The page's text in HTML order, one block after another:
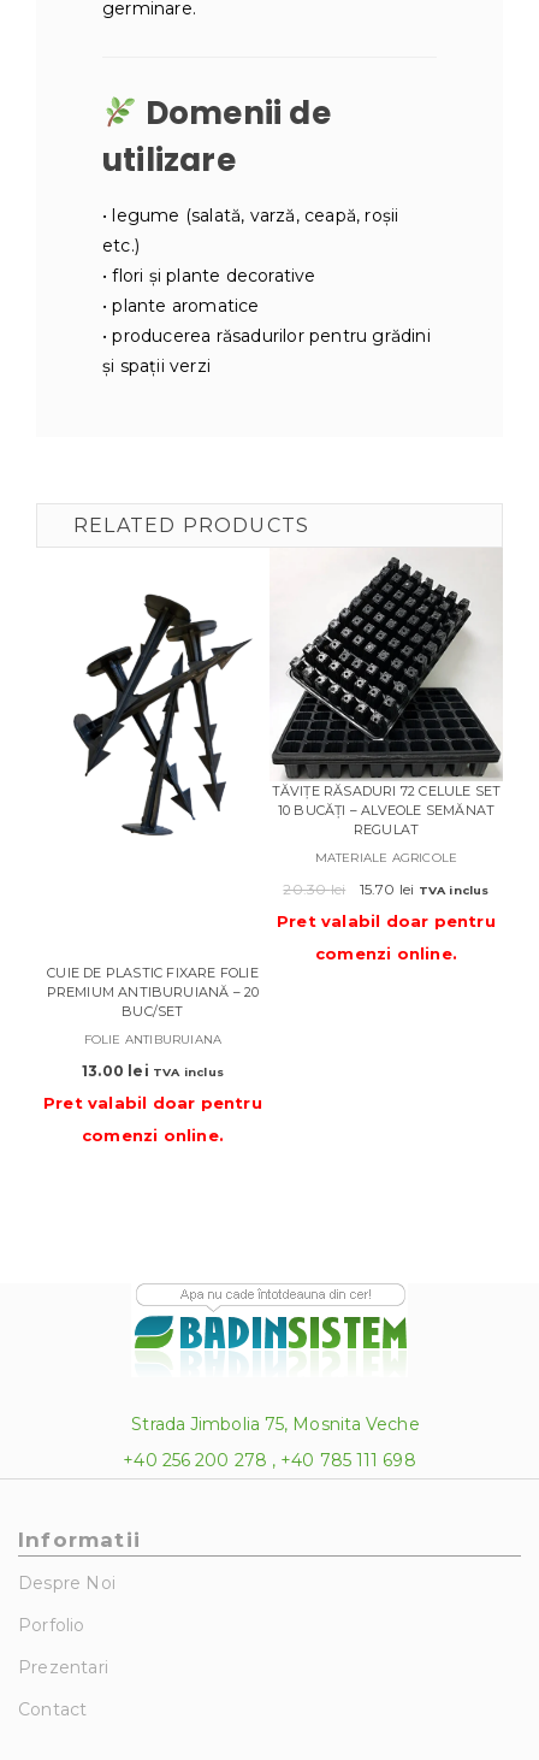
germinare.
Domenii de
utilizare
• legume (salată, varză, ceapă, roșii
etc.)
• flori și plante decorative
• plante aromatice
• producerea răsadurilor pentru grădini
și spații verzi
RELATED PRODUCTS
CUIE DE PLASTIC FIXARE FOLIE
PREMIUM ANTIBURUIANĂ – 20
BUC/SET
FOLIE ANTIBURUIANA
13.00 lei TVA inclus
Pret valabil doar pentru
comenzi online.
TĂVIȚE RĂSADURI 72 CELULE SET
10 BUCĂȚI – ALVEOLE SEMĂNAT
REGULAT
MATERIALE AGRICOLE
20.30lei
Prețul
fost:
15.70 lei Prețul
este:
15.70 lei.
TVA inclus
Pret valabil doar pentru
comenzi online.
Strada Jimbolia 75, Mosnita Veche
+40 256 200 278 , +40 785 111 698
Informatii
Despre Noi
Porfolio
Prezentari
Contact